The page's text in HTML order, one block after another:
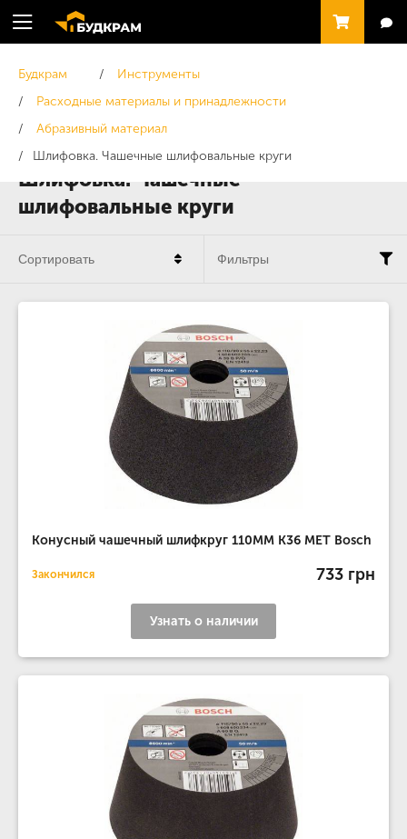
Шлифовка. Чашечные
шлифовальные круги
Будкрам
Инструменты
Расходные материалы и принадлежности
Абразивный материал
Шлифовка. Чашечные шлифовальные круги
Конусный чашечный шлифкруг 110MM K36 МЕТ Bosch
Закончился 733 грн
Узнать о наличии
Сортировать Фильтры